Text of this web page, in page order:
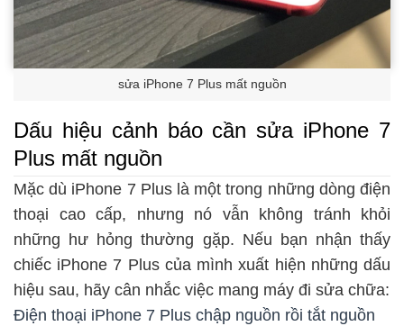
sửa iPhone 7 Plus mất nguồn
Dấu hiệu cảnh báo cần sửa iPhone 7
Plus mất nguồn
Mặc dù iPhone 7 Plus là một trong những dòng điện
thoại cao cấp, nhưng nó vẫn không tránh khỏi
những hư hỏng thường gặp. Nếu bạn nhận thấy
chiếc iPhone 7 Plus của mình xuất hiện những dấu
hiệu sau, hãy cân nhắc việc mang máy đi sửa chữa:
Điện thoại iPhone 7 Plus chập nguồn rồi tắt nguồn